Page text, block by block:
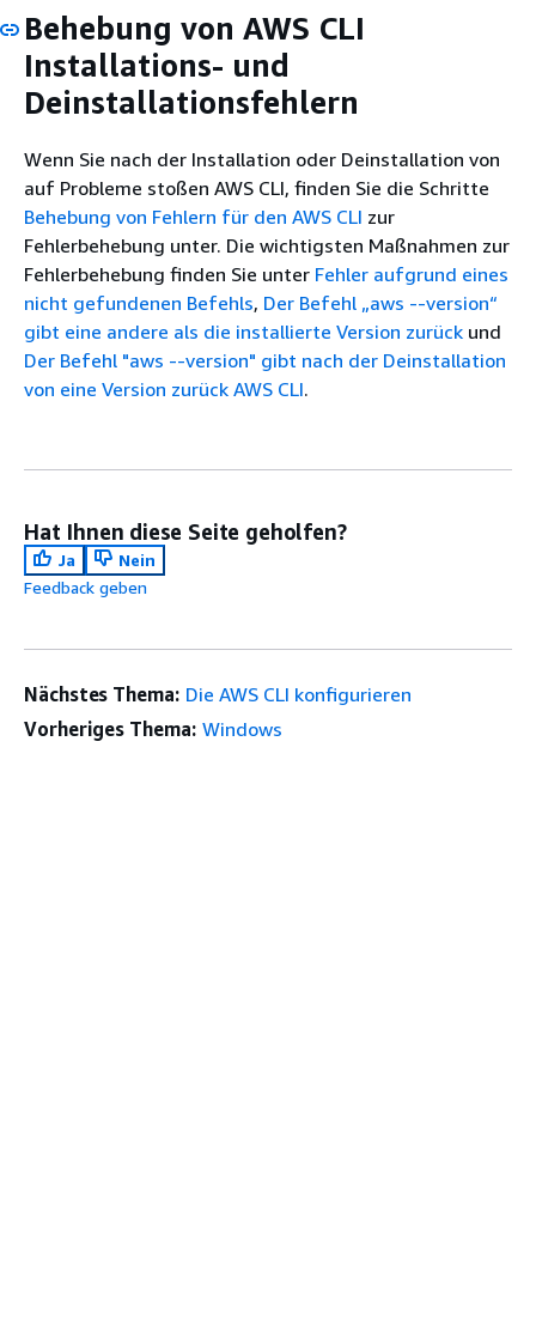
Behebung von AWS CLI
Installations- und
Deinstallationsfehlern
Wenn Sie nach der Installation oder Deinstallation von
auf Probleme stoßen AWS CLI, finden Sie die Schritte
Behebung von Fehlern für den AWS CLI zur
Fehlerbehebung unter. Die wichtigsten Maßnahmen zur
Fehlerbehebung finden Sie unter Fehler aufgrund eines
nicht gefundenen Befehls, Der Befehl „aws --version“
gibt eine andere als die installierte Version zurück und
Der Befehl "aws --version" gibt nach der Deinstallation
von eine Version zurück AWS CLI.
Hat Ihnen diese Seite geholfen?
Ja
Nein
Feedback geben
Nächstes Thema: Die AWS CLI konfigurieren
Vorheriges Thema: Windows